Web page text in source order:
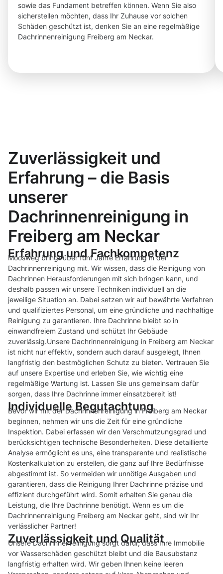
sowie das Fundament betreffen können. Wenn Sie also
sicherstellen möchten, dass Ihr Zuhause vor solchen
Schäden geschützt ist, denken Sie an eine regelmäßige
Dachrinnenreinigung Freiberg am Neckar.
Zuverlässigkeit und
Erfahrung – die Basis
unserer
Dachrinnenreinigung in
Freiberg am Neckar
Erfahrung und Fachkompetenz
Moosweg bringt über fünf Jahre Erfahrung in der
Dachrinnenreinigung mit. Wir wissen, dass die Reinigung von
Dachrinnen Herausforderungen mit sich bringen kann, und
deshalb passen wir unsere Techniken individuell an die
jeweilige Situation an. Dabei setzen wir auf bewährte Verfahren
und qualifiziertes Personal, um eine gründliche und nachhaltige
Reinigung zu garantieren. Ihre Dachrinne bleibt so in
einwandfreiem Zustand und schützt Ihr Gebäude
zuverlässig.Unsere Dachrinnenreinigung in Freiberg am Neckar
ist nicht nur effektiv, sondern auch darauf ausgelegt, Ihnen
langfristig den bestmöglichen Schutz zu bieten. Vertrauen Sie
auf unsere Expertise und erleben Sie, wie wichtig eine
regelmäßige Wartung ist. Lassen Sie uns gemeinsam dafür
sorgen, dass Ihre Dachrinne immer einsatzbereit ist!
Individuelle Begutachtung
Bevor wir mit der Dachrinnenreinigung in Freiberg am Neckar
beginnen, nehmen wir uns die Zeit für eine gründliche
Inspektion. Dabei erfassen wir den Verschmutzungsgrad und
berücksichtigen technische Besonderheiten. Diese detaillierte
Analyse ermöglicht es uns, eine transparente und realistische
Kostenkalkulation zu erstellen, die ganz auf Ihre Bedürfnisse
abgestimmt ist. So vermeiden wir unnötige Ausgaben und
garantieren, dass die Reinigung Ihrer Dachrinne präzise und
effizient durchgeführt wird. Somit erhalten Sie genau die
Leistung, die Ihre Dachrinne benötigt. Wenn es um die
Dachrinnenreinigung Freiberg am Neckar geht, sind wir Ihr
verlässlicher Partner!
Zuverlässigkeit und Qualität
Unsere Dachrinnenreinigung sorgt dafür, dass Ihre Immobilie
vor Wasserschäden geschützt bleibt und die Bausubstanz
langfristig erhalten wird. Wir geben Ihnen keine leeren